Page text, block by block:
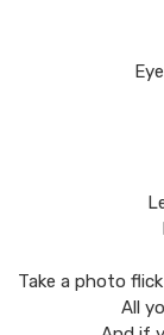
Take a photo
All